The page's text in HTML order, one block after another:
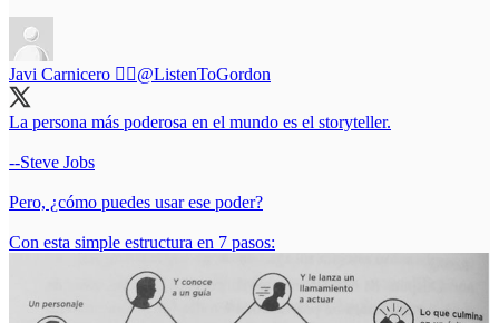
Javi Carnicero 🏴‍☠️@ListenToGordon
La persona más poderosa en el mundo es el storyteller.
--Steve Jobs
Pero, ¿cómo puedes usar ese poder?
Con esta simple estructura en 7 pasos: